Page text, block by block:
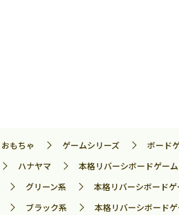
おもちゃ ゲームシリーズ ボード
ハナヤマ
本格リバーシボードゲ
グリーン系
本格リバーシボー
ブラック系 本格リバーシボー